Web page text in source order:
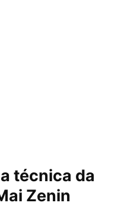
técnica da
Zenin